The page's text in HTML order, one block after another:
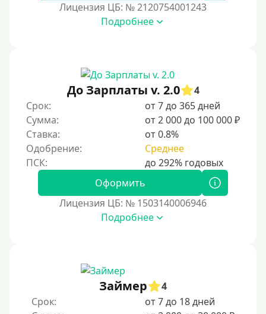
Лицензия ЦБ: № 2120754001243
Подробнее
До Зарплаты v. 2.0
4
Срок:
от 7 до 365 дней
Сумма:
от 2 000 до 100 000 ₽
Ставка:
от 0.8%
Одобрение:
Среднее
Оформить
Лицензия ЦБ: № 1503140006946
Подробнее
Займер
4
Срок:
от 7 до 18 дней